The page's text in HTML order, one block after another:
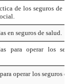
de los seguros de
en seguros de salud.
para operar los
operar los seguros